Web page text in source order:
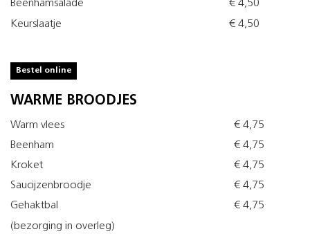
Beenhamsalade
€ 4,50
Keurslaatje
€ 4,50
Bestel online
WARME BROODJES
Warm vlees
€ 4,75
Beenham
€ 4,75
Kroket
€ 4,75
Saucijzenbroodje
€ 4,75
Gehaktbal
€ 4,75
(bezorging in overleg)